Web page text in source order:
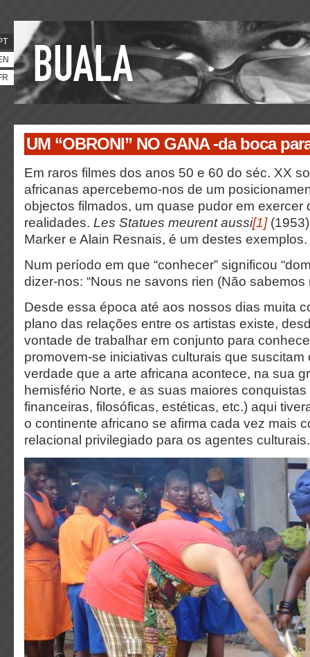
UM “OBRONI” NO GANA -da boca
Em raros filmes dos anos 50 e 60 do séc. XX
africanas apercebemo-nos de um
objectos filmados, um quase pudor em exercer
realidades. Les Statues meurent aussi[1]
Marker e Alain Resnais, é um destes exemplos.
Num período em que “conhecer” significou
dizer-nos: “Nous ne savons rien (Não sabemos
Desde essa época até aos nossos dias muita
plano das relações entre os artistas existe,
vontade de trabalhar em conjunto para
promovem-se iniciativas culturais que suscitam
verdade que a arte africana acontece, na sua
hemisfério Norte, e as suas maiores
financeiras, filosóficas, estéticas, etc.) aqui
o continente africano se afirma cada vez mais
relacional privilegiado para os agentes culturais.